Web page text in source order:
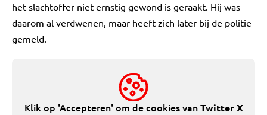
het slachtoffer niet ernstig gewond is geraakt. Hij was
daarom al verdwenen, maar heeft zich later bij de politie
gemeld.
Klik op 'Accepteren' om de cookies vanTwitter X